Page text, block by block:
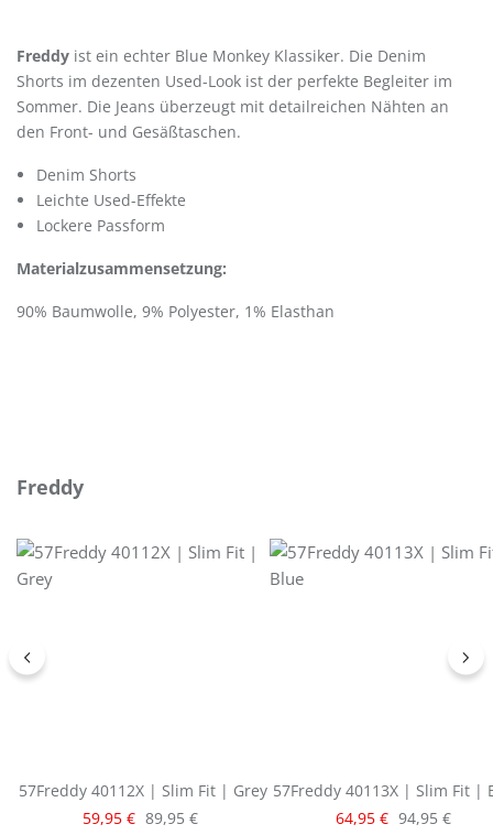
Freddy ist ein echter Blue Monkey Klassiker. Die Denim
Shorts im dezenten Used-Look ist der perfekte Begleiter im
Sommer. Die Jeans überzeugt mit detailreichen Nähten an
den Front- und Gesäßtaschen.
Denim Shorts
Leichte Used-Effekte
Lockere Passform
Materialzusammensetzung:
90% Baumwolle, 9% Polyester, 1% Elasthan
Produktgalerie überspringen
Freddy
57Freddy 40112X | Slim Fit | Grey
Verkaufspreis:
59,95 € Regulärer Preis:
89,95 €
57Freddy 40113X | Slim Fit |
Verkaufspreis:
64,95 € Regulärer
94,95 €